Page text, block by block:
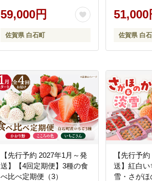
59,000円
佐賀県 白石町
51,000
佐賀県 白
【先行予約 2027年1月～発
送】【4回定期便】3種の食
べ比べ定期便（3）
【先行予
送】紅白い
雪・さが